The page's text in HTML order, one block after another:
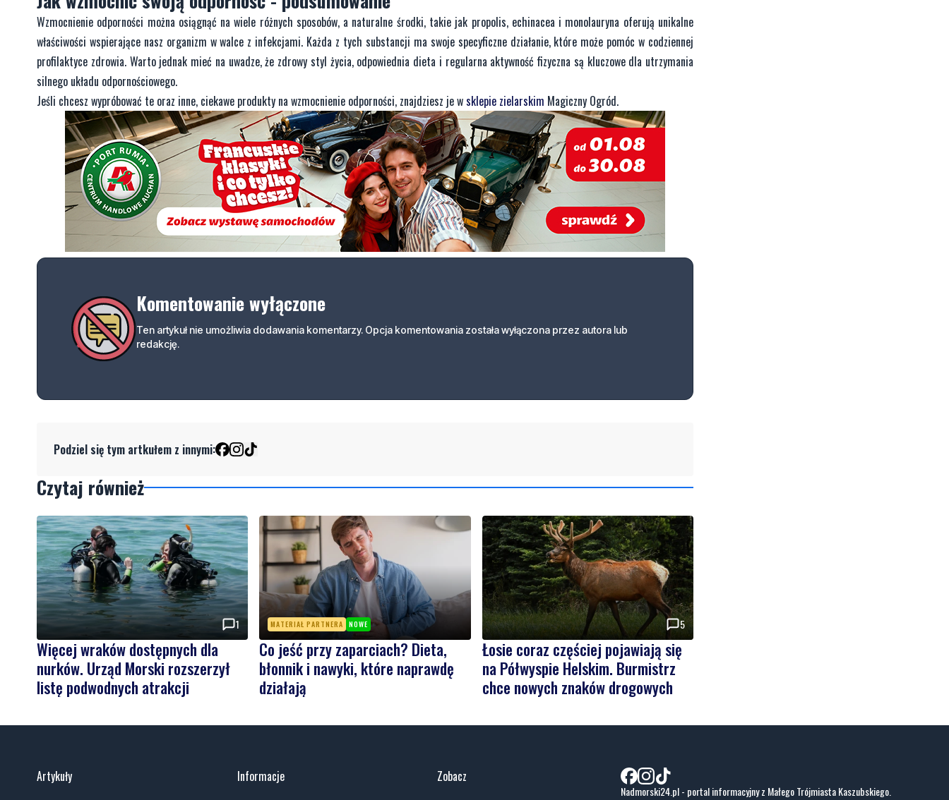
Wzmocnienie odporności można osiągnąć na wiele różnych sposobów, a naturalne środki, takie jak propolis, echinacea i monolauryna oferują unikalne
właściwości wspierające nasz organizm w walce z infekcjami. Każda z tych substancji ma swoje specyficzne działanie, które może pomóc w codziennej
profilaktyce zdrowia. Warto jednak mieć na uwadze, że zdrowy styl życia, odpowiednia dieta i regularna aktywność fizyczna są kluczowe dla utrzymania
silnego układu odpornościowego.
Jeśli chcesz wypróbować te oraz inne, ciekawe produkty na wzmocnienie odporności, znajdziesz je wsklepie zielarskim Magiczny Ogród.
Komentowanie wyłączone
Ten artykuł nie umożliwia dodawania komentarzy. Opcja komentowania została wyłączona przez autora lub
redakcję.
Podziel się tym artkułem z innymi:
Czytaj również
1
Więcej wraków dostępnych dla
nurków. Urząd Morski rozszerzył
listę podwodnych atrakcji
MATERIAŁ PARTNERA NOWE
Co jeść przy zaparciach? Dieta,
błonnik i nawyki, które naprawdę
działają
5
Łosie coraz częściej pojawiają się
na Półwyspie Helskim. Burmistrz
chce nowych znaków drogowych
Artykuły Informacje Zobacz
Nadmorski24.pl - portal informacyjny z Małego Trójmiasta Kaszubskiego.